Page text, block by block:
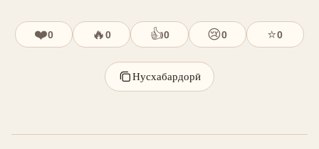
❤️0 🔥0 👍0 😢0 ⭐0
Нусхабардорӣ